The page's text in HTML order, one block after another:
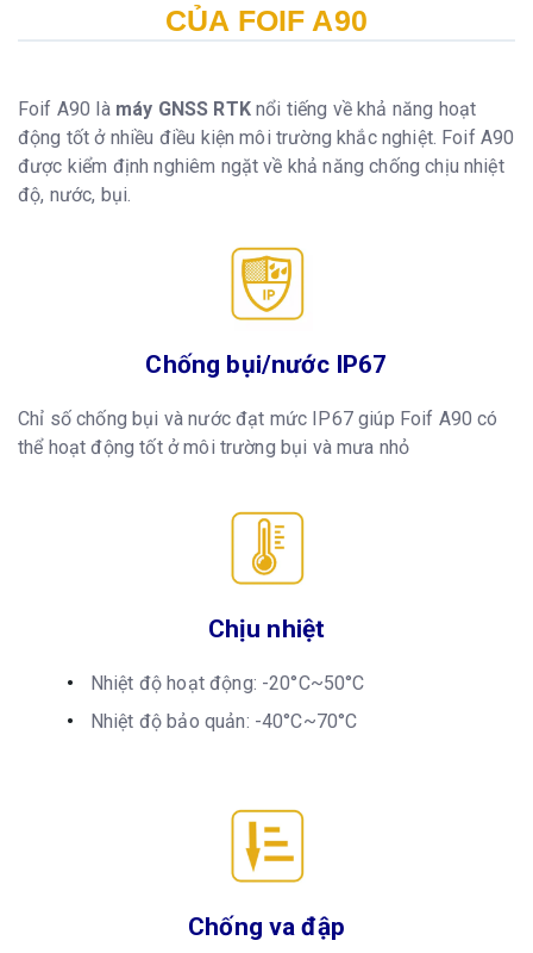
CỦA FOIF A90
Foif A90 là máy GNSS RTKnổi tiếng về khả năng hoạt
động tốt ở nhiều điều kiện môi trường khắc nghiệt. Foif A90
được kiểm định nghiêm ngặt về khả năng chống chịu nhiệt
độ, nước, bụi.
Chống bụi/nước IP67
Chỉ số chống bụi và nước đạt mức IP67 giúp Foif A90 có
thể hoạt động tốt ở môi trường bụi và mưa nhỏ
Chịu nhiệt
Nhiệt độ hoạt động: -20°C~50°C
Nhiệt độ bảo quản: -40°C~70°C
Chống va đập